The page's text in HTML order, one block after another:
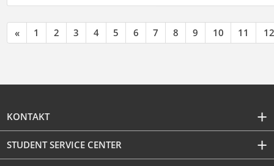
« 1 2 3 4 5 6 7 8 9 10 11 12
KONTAKT
STUDENT SERVICE CENTER